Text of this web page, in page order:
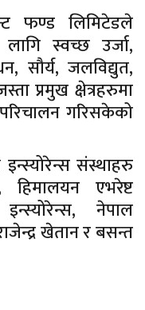
फण्ड लिमिटेडले
स्वच्छ उर्जा,
सौर्य, जलविद्युत,
प्रमुख क्षेत्रहरुमा
गरिसकेको
संस्थाहरु
हिमालयन एभरेष्ट
नेपाल
खेतान र बसन्त